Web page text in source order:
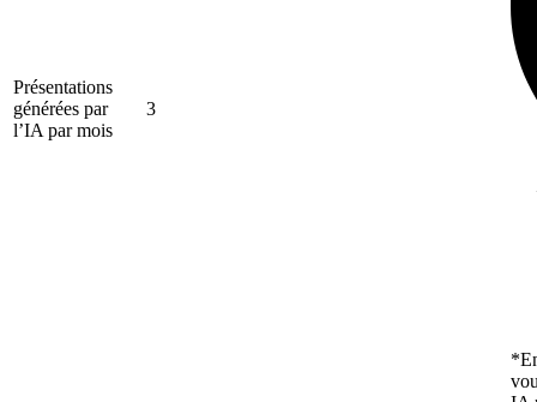
Présentations
générées par
l’IA par mois
3